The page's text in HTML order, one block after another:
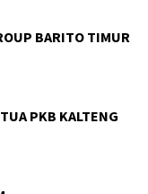
BARITO TIMUR
PKB KALTENG